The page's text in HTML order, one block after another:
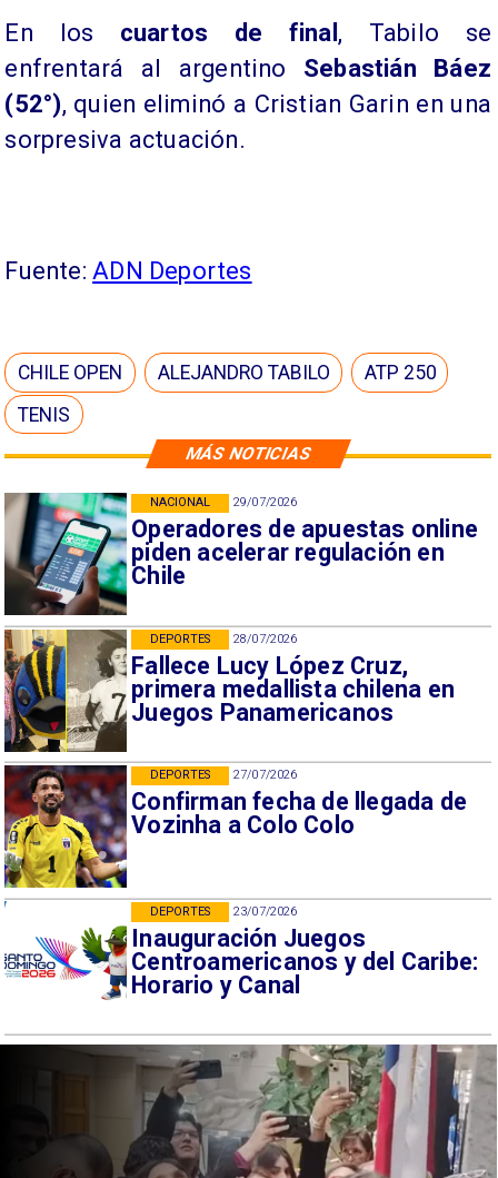
MÁS NOTICIAS
29/07/2026
Operadores de apuestas online
piden acelerar regulación en
Chile
NACIONAL
28/07/2026
Fallece Lucy López Cruz,
primera medallista chilena en
Juegos Panamericanos
DEPORTES
27/07/2026
Confirman fecha de llegada de
Vozinha a Colo Colo
DEPORTES
23/07/2026
Inauguración Juegos
Centroamericanos y del Caribe:
Horario y Canal
DEPORTES
En los cuartos de final , Tabilo se
enfrentará al argentino Sebastián Báez
(52°), quien eliminó a Cristian Garin en una
sorpresiva actuación.
Fuente:ADN Deportes
CHILE OPEN ALEJANDRO TABILO
ATP 250
TENIS